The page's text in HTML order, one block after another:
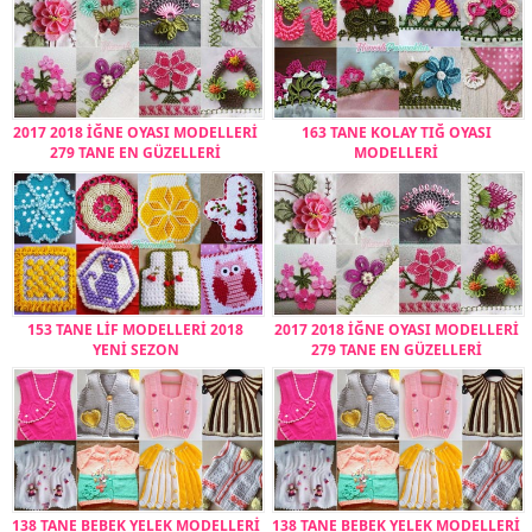
2017 2018 İĞNE OYASI MODELLERİ
279 TANE EN GÜZELLERİ
163 TANE KOLAY TIĞ OYASI
MODELLERİ
153 TANE LİF MODELLERİ 2018
YENİ SEZON
2017 2018 İĞNE OYASI MODELLERİ
279 TANE EN GÜZELLERİ
138 TANE BEBEK YELEK MODELLERİ 138 TANE BEBEK YELEK MODELLERİ